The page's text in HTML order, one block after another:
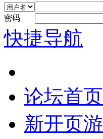
密码
快捷导航
论坛首页
新开页游